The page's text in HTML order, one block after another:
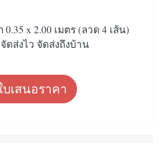
x 2.00 เมตร (ลวด 4 เส้น)
ดส่งไว จัดส่งถึงบ้าน
เสนอราคา